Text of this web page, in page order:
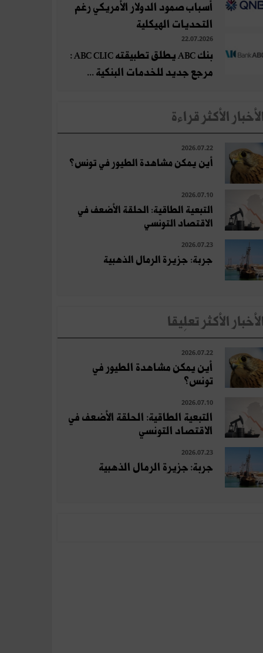
أسباب صمود الدولار الأمريكي رغم
التحديات الهيكلية
22.07.2026
بنك ABC يطلق تطبيقته ABC CLIC :
مرجع جديد للخدمات البنكية ...
الأكثر قراءة
2026.07.22
أين يمكن مشاهدة الطيور في تونس؟
2026.07.10
التبعية الطاقية: الحلقة الأضعف في
الاقتصاد التونسي
2026.07.23
جربة: جزيرة الرمال الذهبية
الأكثر تعلِيقا
2026.07.22
أين يمكن مشاهدة الطيور في
تونس؟
2026.07.10
التبعية الطاقية: الحلقة الأضعف في
الاقتصاد التونسي
2026.07.23
جربة: جزيرة الرمال الذهبية